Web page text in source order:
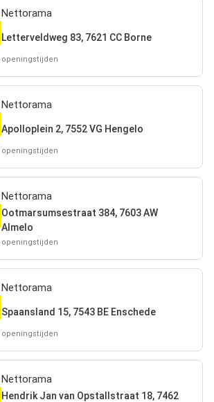
Nettorama
Letterveldweg 83, 7621 CC Borne
openingstijden
Nettorama
Apolloplein 2, 7552 VG Hengelo
openingstijden
Nettorama
Ootmarsumsestraat 384, 7603 AW
Almelo
openingstijden
Nettorama
Spaansland 15, 7543 BE Enschede
openingstijden
Nettorama
Hendrik Jan van Opstallstraat 18, 7462